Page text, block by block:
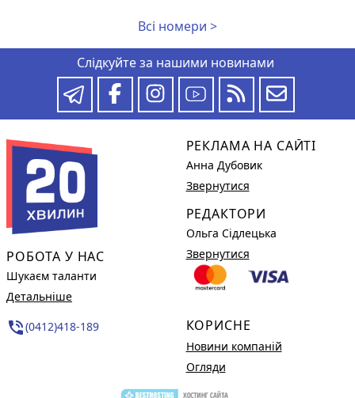
Всі номери >
Слідкуйте за нашими новинами
РОБОТА У НАС
Шукаєм таланти
Детальніше
phone_in_talk(0412)418-189
РЕКЛАМА НА САЙТІ
Анна Дубовик
Звернутися
РЕДАКТОРИ
Ольга Сідлецька
Звернутися
КОРИСНЕ
Новини компаній
Огляди